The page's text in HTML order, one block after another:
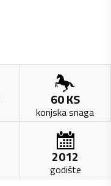
60KS
konjska snaga
2012
godište